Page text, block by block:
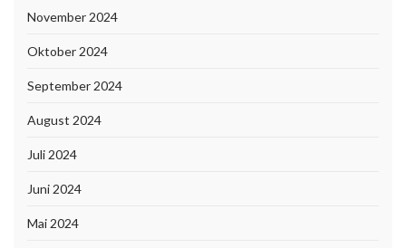
November 2024
Oktober 2024
September 2024
August 2024
Juli 2024
Juni 2024
Mai 2024